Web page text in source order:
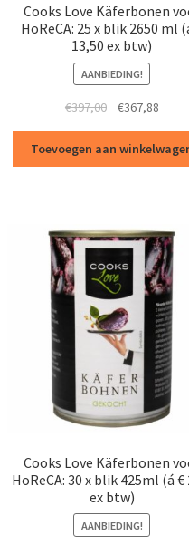
Cooks Love Käferbonen
HoReCA: 25 x blik 2650 ml
13,50 ex btw)
AANBIEDING!
€397,00
Oorspronkelijke
was:
€397,00.
€367,88
is:
Toevoegen aan
Cooks Love Käferbonen
HoReCA: 30 x blik 425ml (á €
ex btw)
AANBIEDING!